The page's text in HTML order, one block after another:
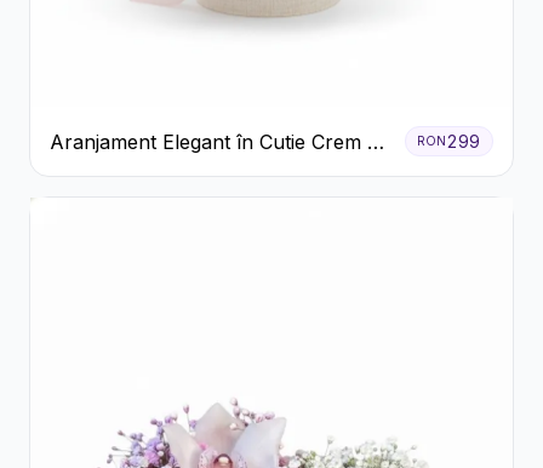
Aranjament Elegant în Cutie Crem cu
Crizanteme și Trandafiri
RON 299